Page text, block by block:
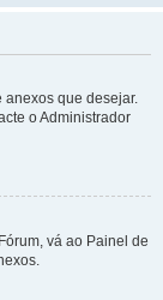
anexos que desejar.
o Administrador
vá ao Painel de